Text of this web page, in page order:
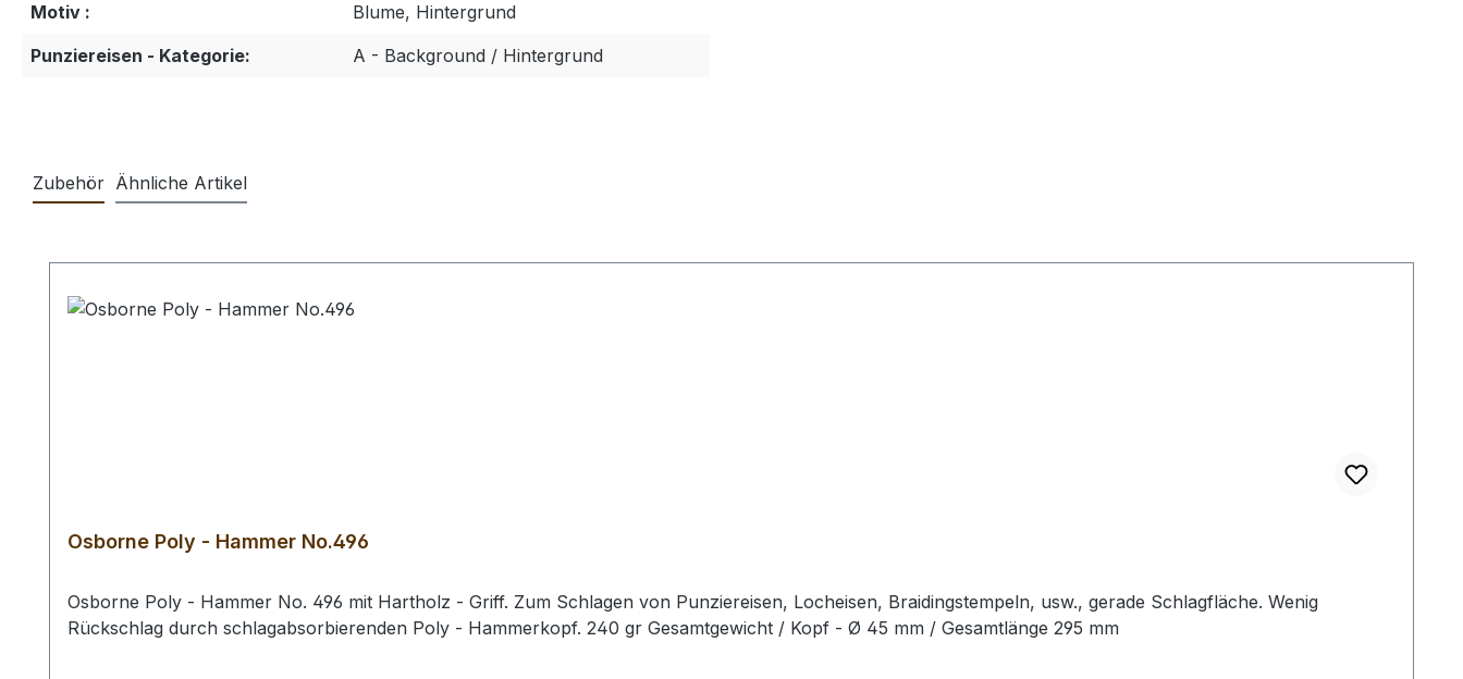
Motiv :
Blume, Hintergrund
Punziereisen - Kategorie:
A - Background / Hintergrund
Zubehör Ähnliche Artikel
Osborne Poly - Hammer No.496
Osborne Poly - Hammer No. 496 mit Hartholz - Griff. Zum Schlagen von Punziereisen, Locheisen, Braidingstempeln, usw., gerade Schlagfläche. Wenig
Rückschlag durch schlagabsorbierenden Poly - Hammerkopf. 240 gr Gesamtgewicht / Kopf - Ø 45 mm / Gesamtlänge 295 mm